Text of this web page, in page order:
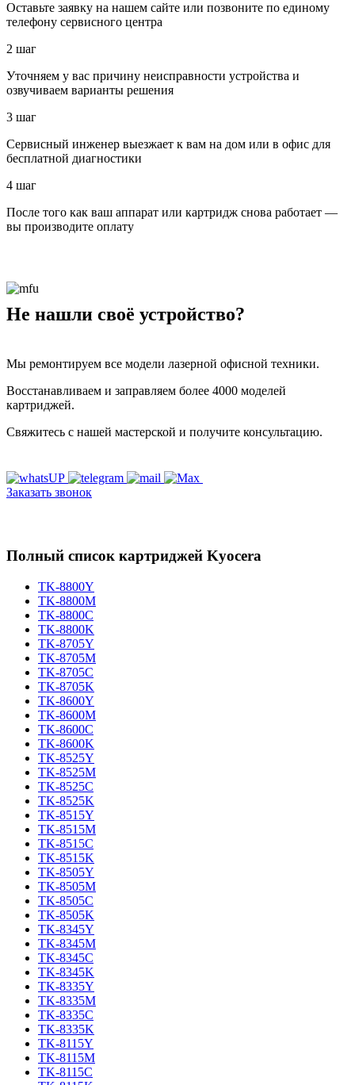
Оставьте заявку на нашем сайте или позвоните по единому
телефону сервисного центра
2 шаг
Уточняем у вас причину неисправности устройства и
озвучиваем варианты решения
3 шаг
Сервисный инженер выезжает к вам на дом или в офис для
бесплатной диагностики
4 шаг
После того как ваш аппарат или картридж снова работает —
вы производите оплату
Не нашли своё устройство?
Мы ремонтируем все модели лазерной офисной техники.
Восстанавливаем и заправляем более 4000 моделей
картриджей.
Свяжитесь с нашей мастерской и получите консультацию.
Заказать звонок
Полный список картриджей Kyocera
TK-8800Y
TK-8800M
TK-8800C
TK-8800K
TK-8705Y
TK-8705M
TK-8705C
TK-8705K
TK-8600Y
TK-8600M
TK-8600C
TK-8600K
TK-8525Y
TK-8525M
TK-8525C
TK-8525K
TK-8515Y
TK-8515M
TK-8515C
TK-8515K
TK-8505Y
TK-8505M
TK-8505C
TK-8505K
TK-8345Y
TK-8345M
TK-8345C
TK-8345K
TK-8335Y
TK-8335M
TK-8335C
TK-8335K
TK-8115Y
TK-8115M
TK-8115C